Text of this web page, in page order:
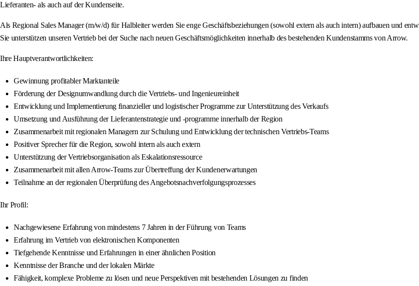
Lieferanten- als auch auf der Kundenseite.
Als Regional Sales Manager (m/w/d) für Halbleiter werden Sie enge Geschäftsbeziehungen (sowohl extern als auch intern) aufbauen und
Sie unterstützen unseren Vertrieb bei der Suche nach neuen Geschäftsmöglichkeiten innerhalb des bestehenden Kundenstamms von Arrow.
Ihre Hauptverantwortlichkeiten:
Gewinnung profitabler Marktanteile
Förderung der Designumwandlung durch die Vertriebs- und Ingenieureinheit
Entwicklung und Implementierung finanzieller und logistischer Programme zur Unterstützung des Verkaufs
Umsetzung und Ausführung der Lieferantenstrategie und -programme innerhalb der Region
Zusammenarbeit mit regionalen Managern zur Schulung und Entwicklung der technischen Vertriebs-Teams
Positiver Sprecher für die Region, sowohl intern als auch extern
Unterstützung der Vertriebsorganisation als Eskalationsressource
Zusammenarbeit mit allen Arrow-Teams zur Übertreffung der Kundenerwartungen
Teilnahme an der regionalen Überprüfung des Angebotsnachverfolgungsprozesses
Ihr Profil:
Nachgewiesene Erfahrung von mindestens 7 Jahren in der Führung von Teams
Erfahrung im Vertrieb von elektronischen Komponenten
Tiefgehende Kenntnisse und Erfahrungen in einer ähnlichen Position
Kenntnisse der Branche und der lokalen Märkte
Fähigkeit, komplexe Probleme zu lösen und neue Perspektiven mit bestehenden Lösungen zu finden